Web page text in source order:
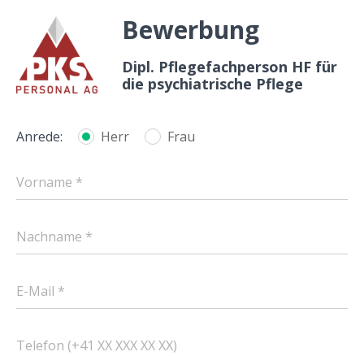
Bewerbung
Dipl. Pflegefachperson HF für
die psychiatrische Pflege
Anrede: Herr Frau
Vorname *
Nachname *
E-Mail *
Telefon (+41 XX XXX XX XX)